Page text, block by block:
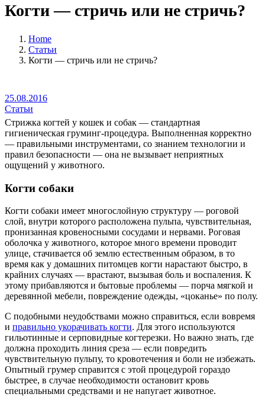
Когти — стричь или не стричь?
Home
Статьи
Когти — стричь или не стричь?
25.08.2016
Статьи
Стрижка когтей у кошек и собак — стандартная
гигиеническая груминг-процедура. Выполненная корректно
— правильными инструментами, со знанием технологии и
правил безопасности — она не вызывает неприятных
ощущений у животного.
Когти собаки
Когти собаки имеет многослойную структуру — роговой
слой, внутри которого расположена пульпа, чувствительная,
пронизанная кровеносными сосудами и нервами. Роговая
оболочка у животного, которое много времени проводит
улице, стачивается об землю естественным образом, в то
время как у домашних питомцев когти нарастают быстро, в
крайних случаях — врастают, вызывая боль и воспаления. К
этому прибавляются и бытовые проблемы — порча мягкой и
деревянной мебели, повреждение одежды, «цоканье» по полу.
С подобными неудобствами можно справиться, если вовремя
и правильно укорачивать когти. Для этого используются
гильотинные и серповидные когтерезки. Но важно знать, где
должна проходить линия среза — если повредить
чувствительную пульпу, то кровотечения и боли не избежать.
Опытный грумер справится с этой процедурой гораздо
быстрее, в случае необходимости остановит кровь
специальными средствами и не напугает животное.